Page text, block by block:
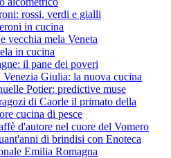
rossi, verdi e gialli
in cucina
vecchia mela Veneta
in cucina
il pane dei poveri
Giulia: la nuova cucina
Potier: predictive muse
di Caorle il primato della
cucina di pesce
d'autore nel cuore del Vomero
di brindisi con Enoteca
Emilia Romagna